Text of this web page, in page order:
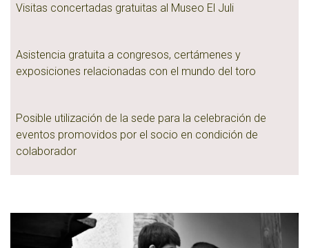
Visitas concertadas gratuitas al Museo El Juli
Asistencia gratuita a congresos, certámenes y
exposiciones relacionadas con el mundo del toro
Posible utilización de la sede para la celebración de
eventos promovidos por el socio en condición de
colaborador